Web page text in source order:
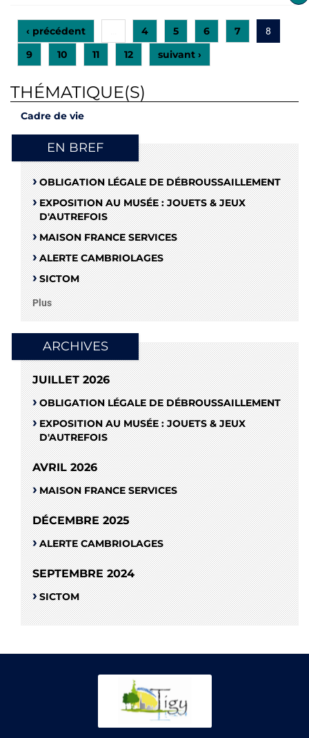
‹ précédent 4 5 6 7 8
9 10 11 12 suivant ›
THÉMATIQUE(S)
Cadre de vie
EN BREF
OBLIGATION LÉGALE DE DÉBROUSSAILLEMENT
EXPOSITION AU MUSÉE : JOUETS & JEUX
D'AUTREFOIS
MAISON FRANCE SERVICES
ALERTE CAMBRIOLAGES
SICTOM
Plus
ARCHIVES
JUILLET 2026
OBLIGATION LÉGALE DE DÉBROUSSAILLEMENT
EXPOSITION AU MUSÉE : JOUETS & JEUX
D'AUTREFOIS
AVRIL 2026
MAISON FRANCE SERVICES
DÉCEMBRE 2025
ALERTE CAMBRIOLAGES
SEPTEMBRE 2024
SICTOM